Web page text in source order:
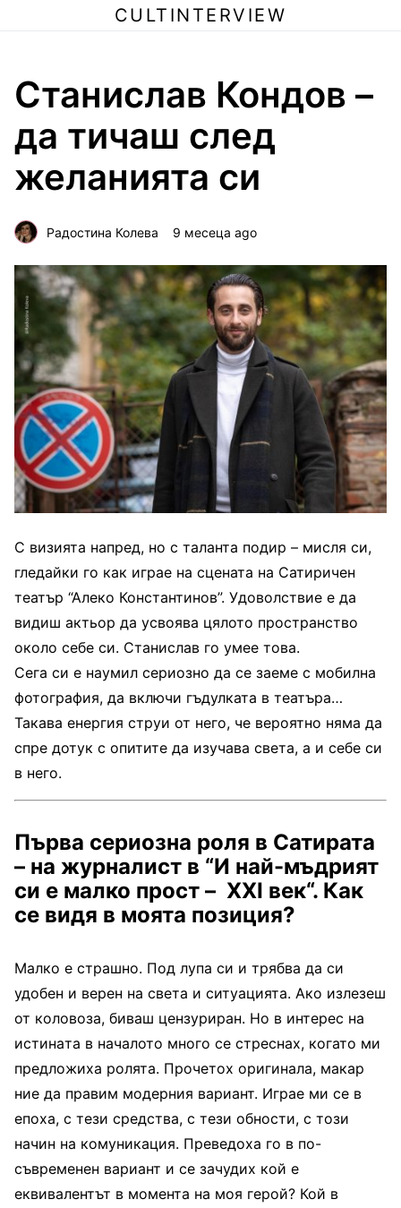
CULTINTERVIEW
Станислав Кондов –
да тичаш след
желанията си
Радостина Колева 9 месеца ago
С визията напред, но с таланта подир – мисля си,
гледайки го как играе на сцената на Сатиричен
театър “Алеко Константинов”. Удоволствие е да
видиш актьор да усвоява цялото пространство
около себе си. Станислав го умее това.
Сега си е наумил сериозно да се заеме с мобилна
фотография, да включи гъдулката в театъра…
Такава енергия струи от него, че вероятно няма да
спре дотук с опитите да изучава света, а и себе си
в него.
Първа сериозна роля в Сатирата
– на журналист в “И най-мъдрият
си е малко прост – XXI век“. Как
се видя в моята позиция?
Малко е страшно. Под лупа си и трябва да си
удобен и верен на света и ситуацията. Ако излезеш
от коловоза, биваш цензуриран. Но в интерес на
истината в началото много се стреснах, когато ми
предложиха ролята. Прочетох оригинала, макар
ние да правим модерния вариант. Играе ми се в
епоха, с тези средства, с тези обности, с този
начин на комуникация. Преведоха го в по-
съвременен вариант и се зачудих кой е
еквивалентът в момента на моя герой? Кой в